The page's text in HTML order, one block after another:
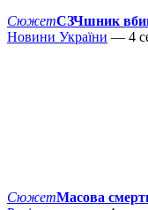
СюжетСЗЧшник вбив
Новини України — 4
СюжетМасова